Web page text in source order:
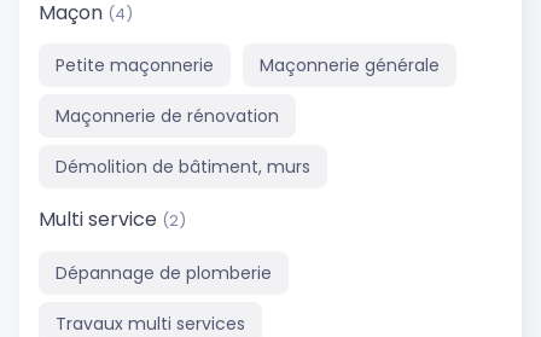
Maçon (4)
Petite maçonnerie Maçonnerie générale
Maçonnerie de rénovation
Démolition de bâtiment, murs
Multi service (2)
Dépannage de plomberie
Travaux multi services